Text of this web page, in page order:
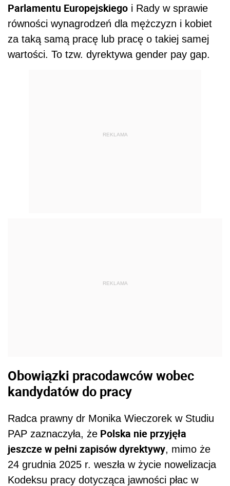
Parlamentu Europejskiego i Rady w sprawie
równości wynagrodzeń dla mężczyzn i kobiet
za taką samą pracę lub pracę o takiej samej
wartości. To tzw. dyrektywa gender pay gap.
REKLAMA
REKLAMA
Obowiązki pracodawców wobec
kandydatów do pracy
Radca prawny dr Monika Wieczorek w Studiu
PAP zaznaczyła, że Polska nie przyjęła
jeszcze w pełni zapisów dyrektywy, mimo że
24 grudnia 2025 r. weszła w życie nowelizacja
Kodeksu pracy dotycząca jawności płac w